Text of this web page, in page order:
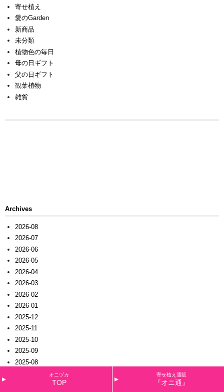
寄せ植え
愛のGarden
新商品
未分類
植物色の毎日
母の日ギフト
父の日ギフト
観葉植物
雑貨
Archives
2026-08
2026-07
2026-06
2026-05
2026-04
2026-03
2026-02
2026-01
2025-12
2025-11
2025-10
2025-09
2025-08
オニヅカ
TOP
寄せ植え通販
『オニ通』